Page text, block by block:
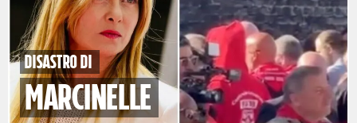
disastro di
marcinelle